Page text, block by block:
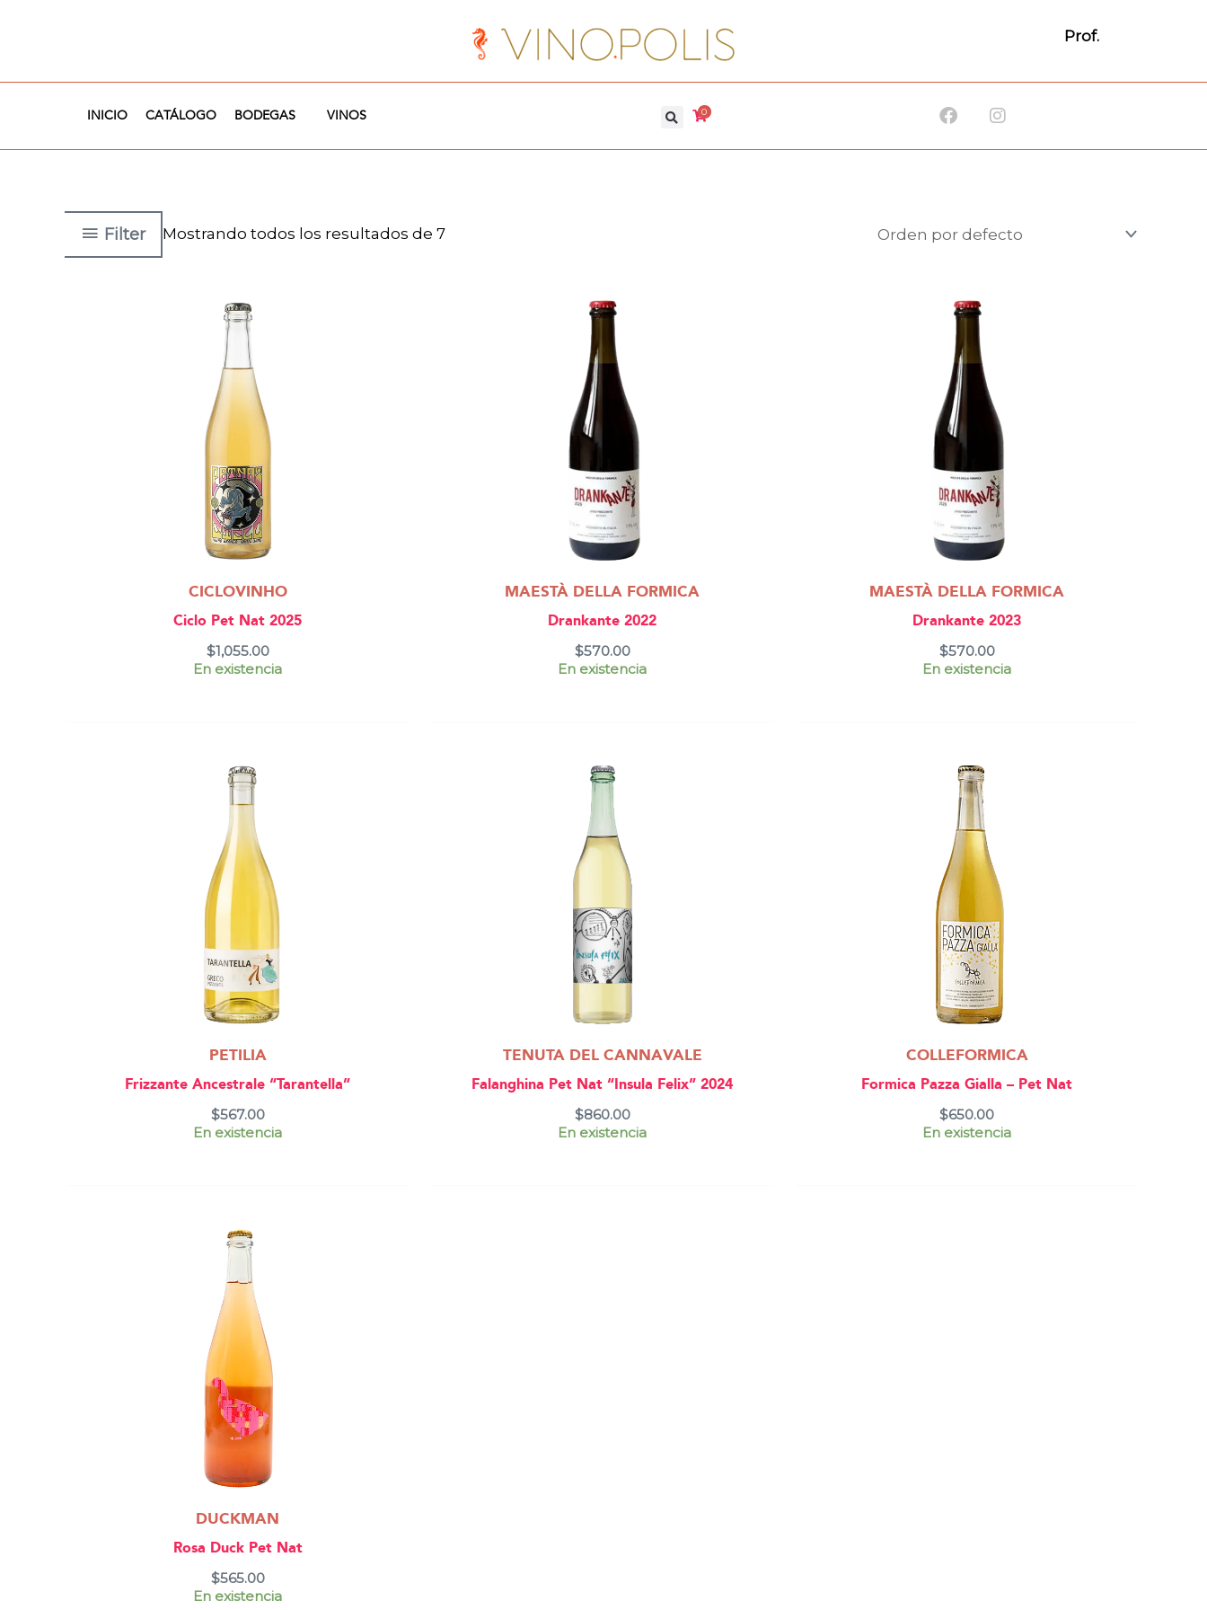
Prof.
INICIO CATÁLOGO BODEGAS VINOS 0 FacebookInstagram
Filter Mostrando todos los resultados de 7
CICLOVINHO
Ciclo Pet Nat 2025
$1,055.00
En existencia
MAESTÀ DELLA FORMICA
Drankante 2022
$570.00
En existencia
MAESTÀ DELLA FORMICA
Drankante 2023
$570.00
En existencia
PETILIA
Frizzante Ancestrale “Tarantella”
$567.00
En existencia
TENUTA DEL CANNAVALE
Falanghina Pet Nat “Insula Felix” 2024
$860.00
En existencia
COLLEFORMICA
Formica Pazza Gialla – Pet Nat
$650.00
En existencia
DUCKMAN
Rosa Duck Pet Nat
$565.00
En existencia